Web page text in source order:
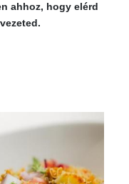
ahhoz, hogy elérd